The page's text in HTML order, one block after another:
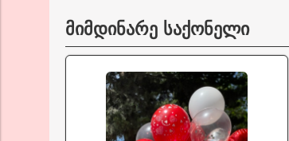
მიმდინარე საქონელი